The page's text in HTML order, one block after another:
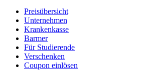
Preisübersicht
Unternehmen
Krankenkasse
Barmer
Für Studierende
Ver­schen­ken
Coupon einlösen